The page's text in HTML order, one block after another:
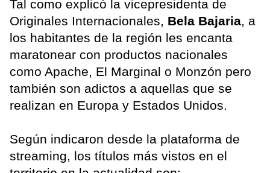
Tal como explicó la vicepresidenta de
Originales Internacionales, Bela Bajaria, a
los habitantes de la región les encanta
maratonear con productos nacionales
como Apache, El Marginal o Monzón pero
también son adictos a aquellas que se
realizan en Europa y Estados Unidos.
Según indicaron desde la plataforma de
streaming, los títulos más vistos en el